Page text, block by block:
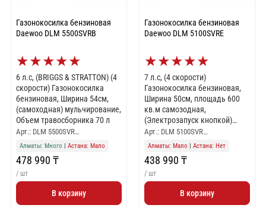
Газонокосилка бензиновая
Daewoo DLM 5500SVRB
★★★★★
6 л.с, (BRIGGS & STRATTON) (4
скорости) Газонокосилка
бензиновая, Ширина 54см,
(самоходная) мульчирование,
Объем травосборника 70 л
Арт.: DLM 5500SVR…
Алматы: Много Астана: Мало
478 990 ₸
/ шт
В корзину
Газонокосилка бензиновая
Daewoo DLM 5100SVRE
★★★★★
7 л.с, (4 скорости)
Газонокосилка бензиновая,
Ширина 50см, площадь 600
кв.м самозодная,
(Электрозапуск кнопкой)
мульчирование,Объем
травосборника 70 л
Арт.: DLM 5100SVR…
Алматы: Мало Астана: Нет
438 990 ₸
/ шт
В корзину